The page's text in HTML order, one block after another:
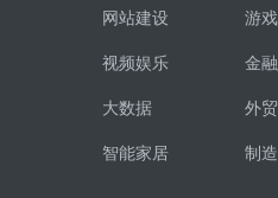
网站建设 游
视频娱乐 金
大数据 外
智能家居 制